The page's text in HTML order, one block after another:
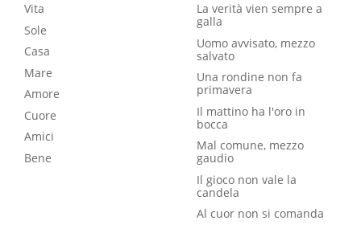
Vita
Sole
Casa
Mare
Amore
Cuore
Amici
Bene
La verità vien sempre a
galla
Uomo avvisato, mezzo
salvato
Una rondine non fa
primavera
Il mattino ha l'oro in
bocca
Mal comune, mezzo
gaudio
Il gioco non vale la
candela
Al cuor non si comanda